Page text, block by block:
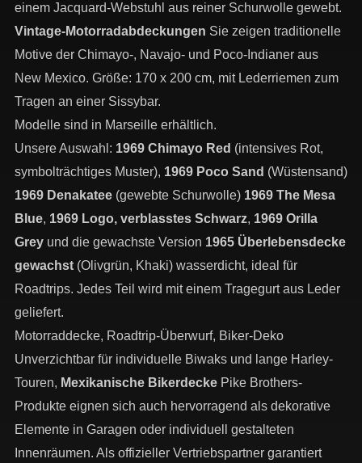
einem Jacquard-Webstuhl aus reiner Schurwolle gewebt.
Vintage-Motorradabdeckungen Sie zeigen traditionelle
Motive der Chimayo-, Navajo- und Poco-Indianer aus
New Mexico. Größe: 170 x 200 cm, mit Lederriemen zum
Tragen an einer Sissybar.
Modelle sind in Marseille erhältlich.
Unsere Auswahl: 1969 Chimayo Red (intensives Rot,
symbolträchtiges Muster), 1969 Poco Sand (Wüstensand)
1969 Denakatee (gewebte Schurwolle) 1969 The Mesa
Blue, 1969 Logo, verblasstes Schwarz, 1969 Orilla
Grey und die gewachste Version 1965 Überlebensdecke
gewachst (Olivgrün, Khaki) wasserdicht, ideal für
Roadtrips. Jedes Teil wird mit einem Tragegurt aus Leder
geliefert.
Motorraddecke, Roadtrip-Überwurf, Biker-Deko
Unverzichtbar für individuelle Biwaks und lange Harley-
Touren, Mexikanische Bikerdecke Pike Brothers-
Produkte eignen sich auch hervorragend als dekorative
Elemente in Garagen oder individuell gestalteten
Innenräumen. Als offizieller Vertriebspartner garantiert